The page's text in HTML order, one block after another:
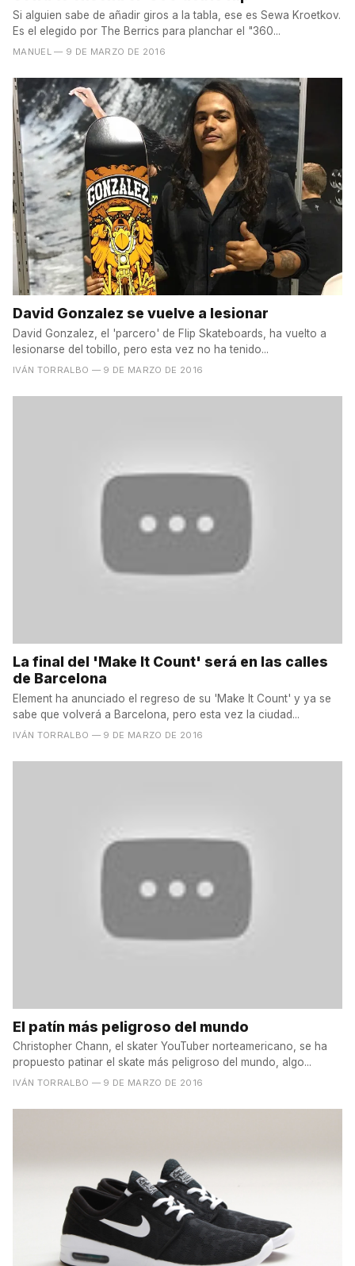
Si alguien sabe de añadir giros a la tabla, ese es Sewa Kroetkov.
Es el elegido por The Berrics para planchar el "360...
MANUEL — 9 DE MARZO DE 2016
David Gonzalez se vuelve a lesionar
David Gonzalez, el 'parcero' de Flip Skateboards, ha vuelto a
lesionarse del tobillo, pero esta vez no ha tenido...
IVÁN TORRALBO — 9 DE MARZO DE 2016
La final del 'Make It Count' será en las calles
de Barcelona
Element ha anunciado el regreso de su 'Make It Count' y ya se
sabe que volverá a Barcelona, pero esta vez la ciudad...
IVÁN TORRALBO — 9 DE MARZO DE 2016
El patín más peligroso del mundo
Christopher Chann, el skater YouTuber norteamericano, se ha
propuesto patinar el skate más peligroso del mundo, algo...
IVÁN TORRALBO — 9 DE MARZO DE 2016